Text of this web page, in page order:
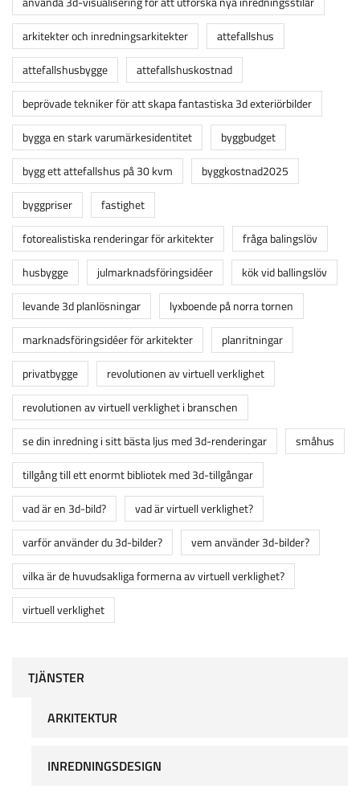
arkitekter och inredningsarkitekter
attefallshus
attefallshusbygge
attefallshuskostnad
beprövade tekniker för att skapa fantastiska 3d exteriörbilder
bygga en stark varumärkesidentitet
byggbudget
bygg ett attefallshus på 30 kvm
byggkostnad2025
byggpriser
fastighet
fotorealistiska renderingar för arkitekter
fråga balingslöv
husbygge
julmarknadsföringsidéer
kök vid ballingslöv
levande 3d planlösningar
lyxboende på norra tornen
marknadsföringsidéer för arkitekter
planritningar
privatbygge
revolutionen av virtuell verklighet
revolutionen av virtuell verklighet i branschen
se din inredning i sitt bästa ljus med 3d-renderingar
småhus
tillgång till ett enormt bibliotek med 3d-tillgångar
vad är en 3d-bild?
vad är virtuell verklighet?
varför använder du 3d-bilder?
vem använder 3d-bilder?
vilka är de huvudsakliga formerna av virtuell verklighet?
virtuell verklighet
TJÄNSTER
ARKITEKTUR
INREDNINGSDESIGN